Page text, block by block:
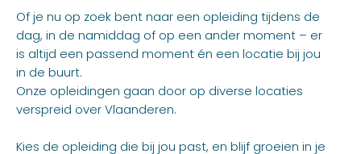
Of je nu op zoek bent naar een opleiding tijdens de
dag, in de namiddag of op een ander moment – er
is altijd een passend moment én een locatie bij jou
in de buurt.
Onze opleidingen gaan door op diverse locaties
verspreid over Vlaanderen.
Kies de opleiding die bij jou past, en blijf groeien in je